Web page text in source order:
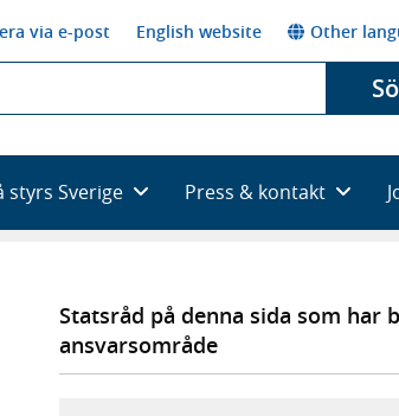
via e-post English website Other
styrs Sverige Press & kontakt
Statsråd på denna sida som har
ansvarsområde